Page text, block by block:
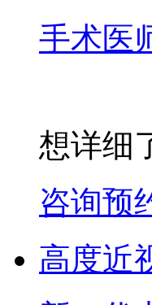
手术医
想详细
咨询预
高度近